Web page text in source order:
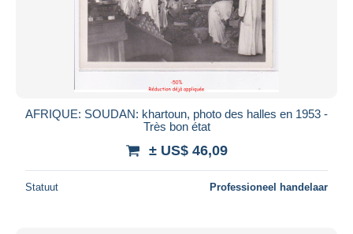
AFRIQUE: SOUDAN: khartoun, photo des halles en 1953 -
Très bon état
± US$ 46,09
Statuut Professioneel handelaar